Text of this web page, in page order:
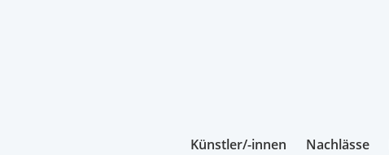
Künstler/-innen Nachlässe